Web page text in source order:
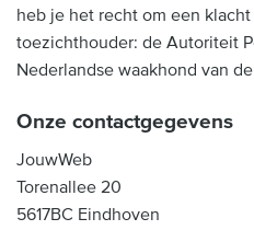
heb je het recht om een
toezichthouder: de Autoriteit
Nederlandse waakhond van
Onze contactgegevens
JouwWeb
Torenallee 20
5617BC Eindhoven